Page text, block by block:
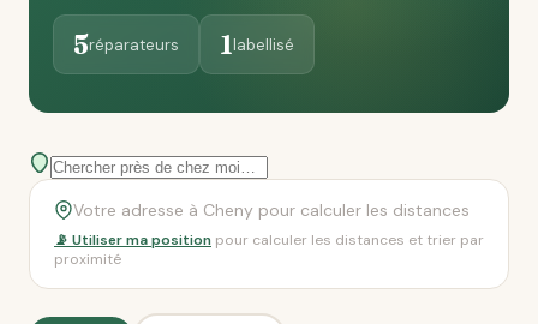
5réparateurs 1labellisé
📡 Utiliser ma position pour calculer les distances et trier par
proximité